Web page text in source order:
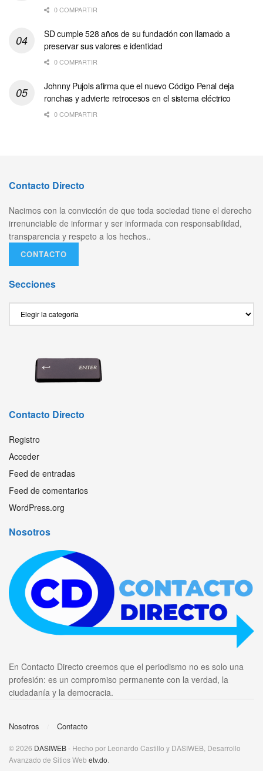
0 COMPARTIR
SD cumple 528 años de su fundación con llamado a
preservar sus valores e identidad
0 COMPARTIR
Johnny Pujols afirma que el nuevo Código Penal deja
ronchas y advierte retrocesos en el sistema eléctrico
0 COMPARTIR
Contacto Directo
Nacimos con la convicción de que toda sociedad tiene el derecho
irrenunciable de informar y ser informada con responsabilidad,
transparencia y respeto a los hechos..
CONTACTO
Secciones
Contacto Directo
Registro
Acceder
Feed de entradas
Feed de comentarios
WordPress.org
Nosotros
En Contacto Directo creemos que el periodismo no es solo una
profesión: es un compromiso permanente con la verdad, la
ciudadanía y la democracia.
Nosotros Contacto
© 2026 DASIWEB- Hecho por Leonardo Castillo y DASIWEB, Desarrollo
Avanzado de Sitios Web etv.do